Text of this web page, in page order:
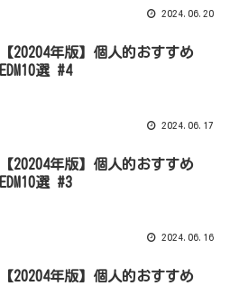
2024.06.20
【20204年版】個人的おすすめ
EDM10選 #4
2024.06.17
【20204年版】個人的おすすめ
EDM10選 #3
2024.06.16
【20204年版】個人的おすすめ